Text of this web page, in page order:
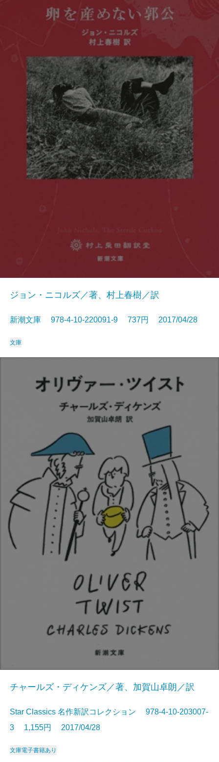
ジョン・ニコルズ／著、村上春樹／訳
新潮文庫 978-4-10-220091-9 737円 2017/04/28
文庫
チャールズ・ディケンズ／著、加賀山卓朗／訳
Star Classics 名作新訳コレクション 978-4-10-203007-
3 1,155円 2017/04/28
文庫電子書籍あり